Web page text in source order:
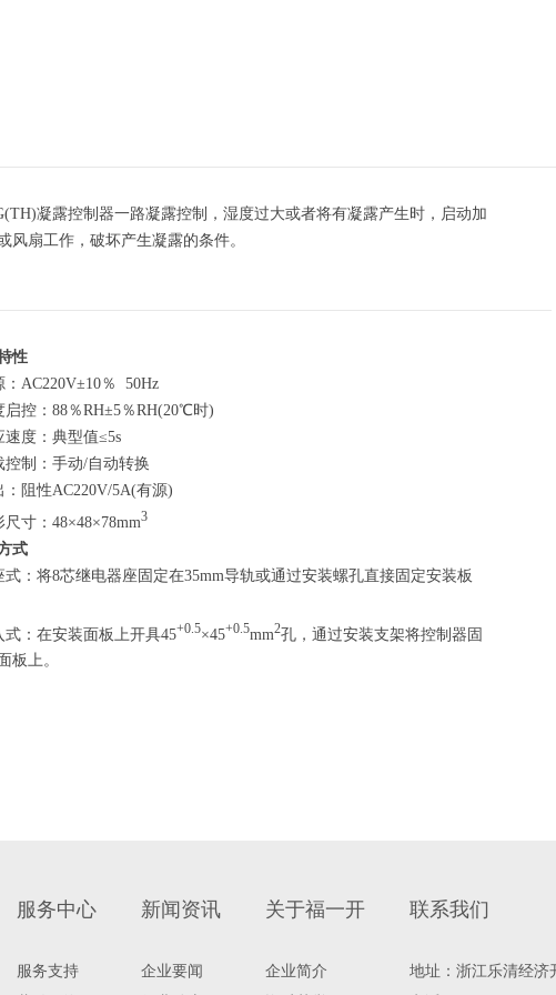
凝露控制器一路凝露控制，湿度过大或者将有凝露产生时，启动加
风扇工作，破坏产生凝露的条件。
性
：AC220V±10％ 50Hz
启控：88％RH±5％RH(20℃时)
速度：典型值≤5s
控制：手动/自动转换
：阻性AC220V/5A(有源)
尺寸：48×48×78mm3
式
式：将8芯继电器座固定在35mm导轨或通过安装螺孔直接固定安装板
式：在安装面板上开具45+0.5×45+0.5mm2孔，通过安装支架将控制器固
板上。
服务中心
服务支持
新闻资讯
企业要闻
关于福一开
企业简介
联系我们
地址：浙江乐清经济